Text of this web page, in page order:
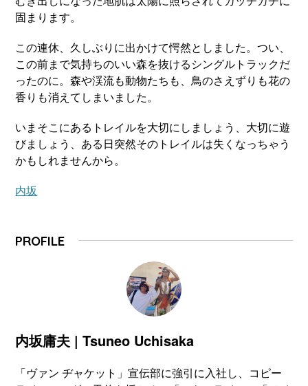
固まります。
この連休、久しぶりに出かけて愕然としました。つい、
この前まで気持ちのいい森を抜けるシングルトラックだ
ったのに。森や渓流も動物たちも、鳥のさえずりも花の
香りも消えてしまいました。
いまそこにあるトレイルを大切にしましょう、大切に遊
びましょう、ある日突然そのトレイルは失くなっちゃう
かもしれませんから。
内坂
PROFILE
内坂庸夫 | Tsuneo Uchisaka
「ヴァン ヂャケット」宣伝部に強引に入社し、コピー